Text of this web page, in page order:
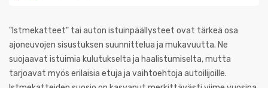
"Istmekatteet" tai auton istuinpäällysteet ovat tärkeä osa
ajoneuvojen sisustuksen suunnittelua ja mukavuutta. Ne
suojaavat istuimia kulutukselta ja haalistumiselta, mutta
tarjoavat myös erilaisia etuja ja vaihtoehtoja autoilijoille.